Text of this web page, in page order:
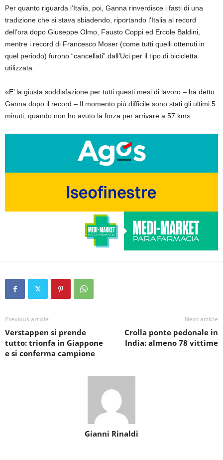
Per quanto riguarda l’Italia, poi, Ganna rinverdisce i fasti di una
tradizione che si stava sbiadendo, riportando l’Italia al record
dell’ora dopo Giuseppe Olmo, Fausto Coppi ed Ercole Baldini,
mentre i record di Francesco Moser (come tutti quelli ottenuti in
quel periodo) furono “cancellati” dall’Uci per il tipo di bicicletta
utilizzata.
«E’ la giusta soddisfazione per tutti questi mesi di lavoro – ha detto
Ganna dopo il record – Il momento più difficile sono stati gli ultimi 5
minuti, quando non ho avuto la forza per arrivare a 57 km».
Previous article
Verstappen si prende
tutto: trionfa in Giappone
e si conferma campione
Next article
Crolla ponte pedonale in
India: almeno 78 vittime
Gianni Rinaldi